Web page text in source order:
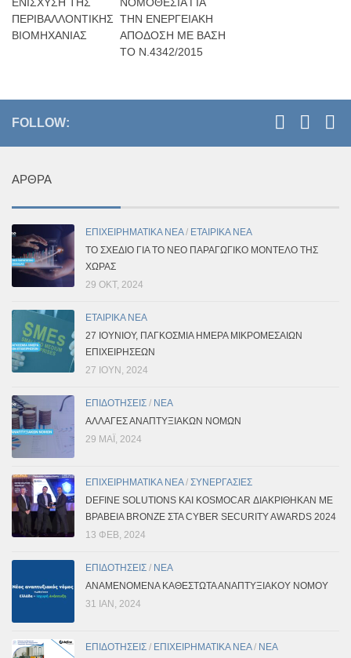
ΠΕΡΙΒΑΛΛΟΝΤΙΚΗΣ
ΒΙΟΜΗΧΑΝΙΑΣ
ΤΗΝ ΕΝΕΡΓΕΙΑΚΗ
ΑΠΟΔΟΣΗ ΜΕ ΒΑΣΗ
ΤΟ Ν.4342/2015
FOLLOW:
ΆΡΘΡΑ
ΕΠΙΧΕΙΡΗΜΑΤΙΚΑ ΝΕΑ/ ΕΤΑΙΡΙΚΑ ΝΕΑ
ΤΟ ΣΧΈΔΙΟ ΓΙΑ ΤΟ ΝΈΟ ΠΑΡΑΓΩΓΙΚΌ ΜΟΝΤΈΛΟ ΤΗΣ
ΧΏΡΑΣ
29 ΟΚΤ, 2024
ΕΤΑΙΡΙΚΑ ΝΕΑ
27 ΙΟΥΝΊΟΥ, ΠΑΓΚΌΣΜΙΑ ΗΜΈΡΑ ΜΙΚΡΟΜΕΣΑΊΩΝ
ΕΠΙΧΕΙΡΉΣΕΩΝ
27 ΙΟΎΝ, 2024
ΕΠΙΔΟΤΗΣΕΙΣ / ΝΕΑ
ΑΛΛΑΓΕΣ ΑΝΑΠΤΥΞΙΑΚΩΝ ΝΟΜΩΝ
29 ΜΑΪ́, 2024
ΕΠΙΧΕΙΡΗΜΑΤΙΚΑ ΝΕΑ/ ΣΥΝΕΡΓΑΣΙΕΣ
DEFINE SOLUTIONS ΚΑΙ KOSMOCAR ΔΙΑΚΡΊΘΗΚΑΝ ΜΕ
ΒΡΑΒΕΊΑ BRONZE ΣΤΑ CYBER SECURITY AWARDS 2024
13 ΦΕΒ, 2024
ΕΠΙΔΟΤΗΣΕΙΣ / ΝΕΑ
ΑΝΑΜΕΝΟΜΕΝΑ ΚΑΘΕΣΤΩΤΑ ΑΝΑΠΤΥΞΙΑΚΟΥ ΝΟΜΟΥ
31 ΙΑΝ, 2024
ΕΠΙΔΟΤΗΣΕΙΣ / ΕΠΙΧΕΙΡΗΜΑΤΙΚΑ ΝΕΑ/ ΝΕΑ